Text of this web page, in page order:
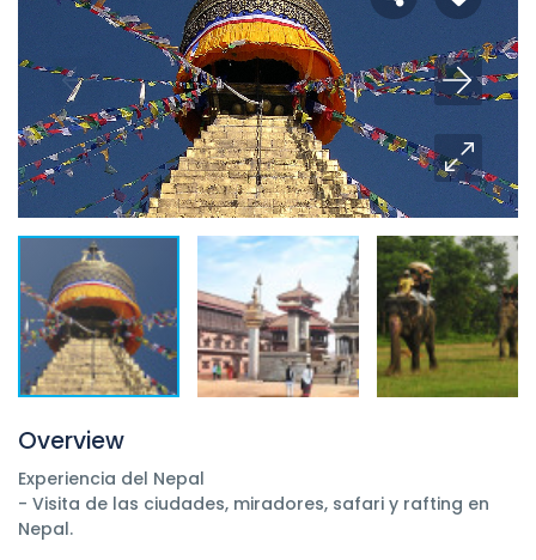
Overview
Experiencia del Nepal
- Visita de las ciudades, miradores, safari y rafting en
Nepal.